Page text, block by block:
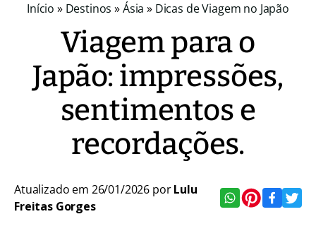
Início » Destinos »Ásia » Dicas de Viagem no Japão
Viagem para o
Japão: impressões,
sentimentos e
recordações.
Atualizado em 26/01/2026 porLulu
Freitas Gorges